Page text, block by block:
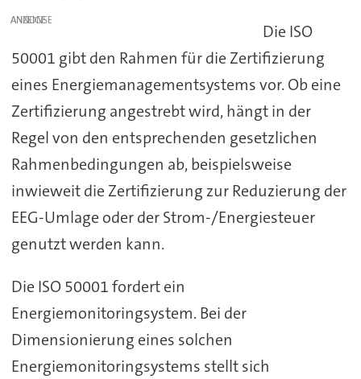
ANZEIGE
Die ISO
50001 gibt den Rahmen für die Zertifizierung
eines Energiemanagementsystems vor. Ob eine
Zertifizierung angestrebt wird, hängt in der
Regel von den entsprechenden gesetzlichen
Rahmenbedingungen ab, beispielsweise
inwieweit die Zertifizierung zur Reduzierung der
EEG-Umlage oder der Strom-/Energiesteuer
genutzt werden kann.
Die ISO 50001 fordert ein
Energiemonitoringsystem. Bei der
Dimensionierung eines solchen
Energiemonitoringsystems stellt sich